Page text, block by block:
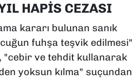
HAPİS CEZASI
kararı bulunan sanık
fuhşa teşvik edilmesi"
"cebir ve tehdit kullanarak
yoksun kılma" suçundan